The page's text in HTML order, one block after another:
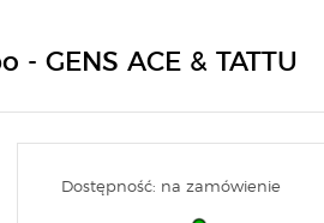
GENS ACE & TATTU
Dostępność: na zamówienie